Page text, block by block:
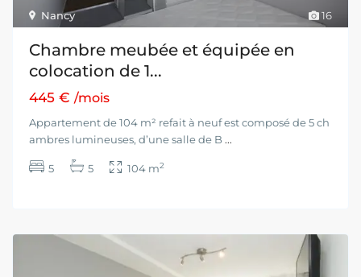
16
Nancy
Chambre meubée et équipée en
colocation de 1...
445 €/mois
Appartement de 104 m² refait à neuf est composé de 5 ch
ambres lumineuses, d’une salle de B ...
5 5 104 m2